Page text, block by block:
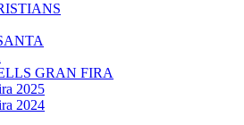
GRAN FIRA
2025
2024